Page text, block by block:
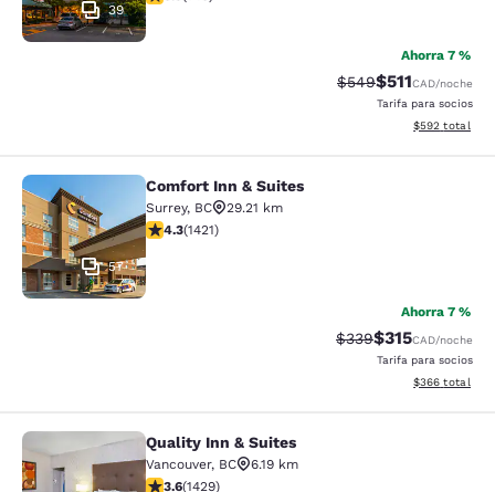
39
Ahorra 7 %
Tarifa tachada:
$549Tarifa reducida:
$511CAD/noche
Tarifa para socios
Ver detalles
$592 total
Comfort Inn & Suites
57
Comfort Inn & Suites
Surrey, BC
29.21 km
Calificación de 4.26 estrellas. Excelente. 1421 reseñas
4.3(1421)
Ahorra 7 %
Tarifa tachada:
$339Tarifa reducida:
$315CAD/noche
Tarifa para socios
Ver detalles
$366 total
Quality Inn & Suites
Quality Inn & Suites
Vancouver, BC
6.19 km
Calificación de 3.62 estrellas. Bueno. 1429 reseñas
3.6(1429)